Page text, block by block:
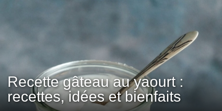
Recette gâteau au yaourt :
recettes, idées et bienfaits